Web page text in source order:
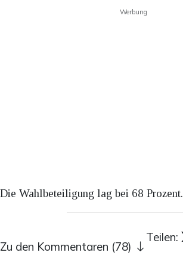
Werbung
Die Wahlbeteiligung lag bei 68 Prozent.
Teilen:
Zu den Kommentaren (78)